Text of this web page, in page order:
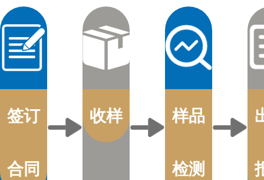
签订
合同
收样 样品
检测